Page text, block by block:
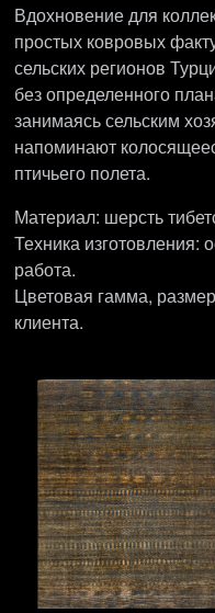
Вдохновение для
простых ковровых
сельских регионов
без определенного
занимаясь сельским
напоминают
птичьего полета.
Материал: шерсть
Техника изготовления:
работа.
Цветовая гамма,
клиента.